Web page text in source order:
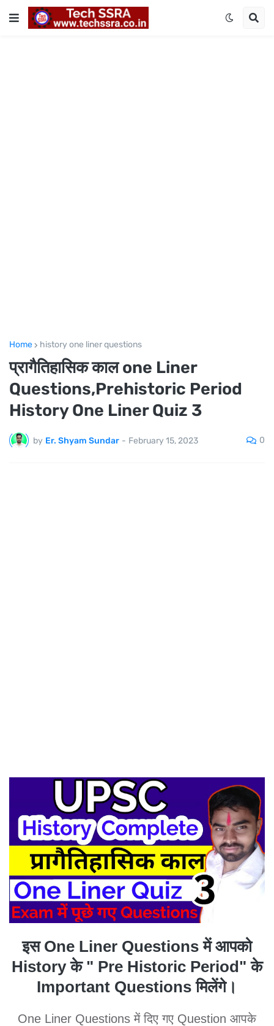
Home history one liner questions
प्रागैतिहासिक काल one Liner
Questions,Prehistoric Period
History One Liner Quiz 3
by Er. Shyam Sundar - February 15, 2023 0
इस One Liner Questions में आपको
History के " Pre Historic Period" के
Important Questions मिलेंगे।
One Liner Questions में दिए गए Question आपके